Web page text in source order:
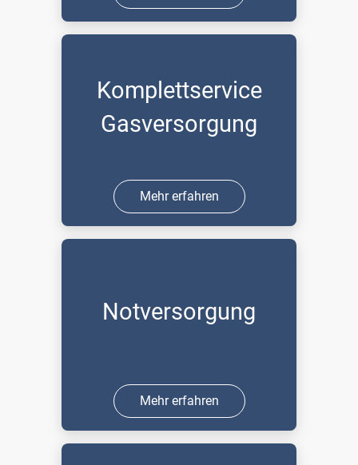
Komplettservice
Gasversorgung
Mehr erfahren
Notversorgung
Mehr erfahren